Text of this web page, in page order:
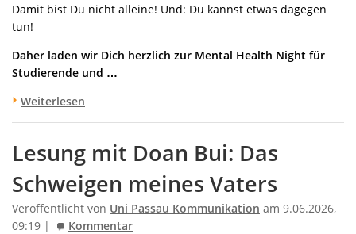
Damit bist Du nicht alleine! Und: Du kannst etwas dagegen
tun!
Daher laden wir Dich herzlich zur Mental Health Night für
Studierende und …
Weiterlesen
Lesung mit Doan Bui: Das
Schweigen meines Vaters
Veröffentlicht von Uni Passau Kommunikation am 9.06.2026,
09:19 |
Kommentar